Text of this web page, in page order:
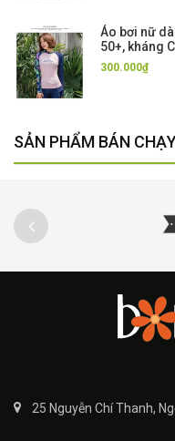
Áo bơi nữ
50+, kháng
300.000₫
SẢN PHẨM BÁN
25 Nguyễn Chí Thanh,